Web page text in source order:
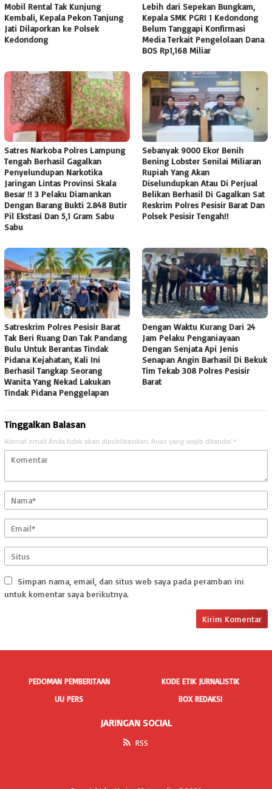
Mobil Rental Tak Kunjung
Kembali, Kepala Pekon Tanjung
Jati Dilaporkan ke Polsek
Kedondong
Lebih dari Sepekan Bungkam,
Kepala SMK PGRI 1 Kedondong
Belum Tanggapi Konfirmasi
Media Terkait Pengelolaan Dana
BOS Rp1,168 Miliar
Satres Narkoba Polres Lampung
Tengah Berhasil Gagalkan
Penyelundupan Narkotika
Jaringan Lintas Provinsi Skala
Besar !! 3 Pelaku Diamankan
Dengan Barang Bukti 2.848 Butir
Pil Ekstasi Dan 5,1 Gram Sabu
Sabu
Sebanyak 9000 Ekor Benih
Bening Lobster Senilai Miliaran
Rupiah Yang Akan
Diselundupkan Atau Di Perjual
Belikan Berhasil Di Gagalkan Sat
Reskrim Polres Pesisir Barat Dan
Polsek Pesisir Tengah!!
Satreskrim Polres Pesisir Barat
Tak Beri Ruang Dan Tak Pandang
Bulu Untuk Berantas Tindak
Pidana Kejahatan, Kali Ini
Berhasil Tangkap Seorang
Wanita Yang Nekad Lakukan
Tindak Pidana Penggelapan
Dengan Waktu Kurang Dari 24
Jam Pelaku Penganiayaan
Dengan Senjata Api Jenis
Senapan Angin Barhasil Di Bekuk
Tim Tekab 308 Polres Pesisir
Barat
Tinggalkan Balasan
Alamat email Anda tidak akan dipublikasikan. Ruas yang wajib ditandai *
Simpan nama, email, dan situs web saya pada peramban ini
untuk komentar saya berikutnya.
PEDOMAN PEMBERITAAN
KODE ETIK JURNALISTIK
UU PERS
BOX REDAKSI
JARINGAN SOCIAL
RSS